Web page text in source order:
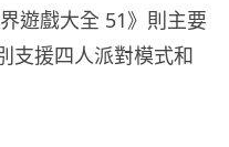
遊戲大全 51》則主要
支援四人派對模式和